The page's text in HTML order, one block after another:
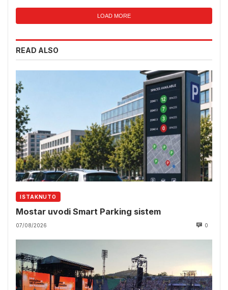
LOAD MORE
READ ALSO
ISTAKNUTO
Mostar uvodi Smart Parking sistem
07/08/2026 0